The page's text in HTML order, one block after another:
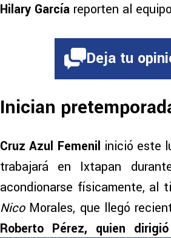
Hilary García reporten al equipo
Deja tu
Inician
Cruz Azul Femenil inició este
trabajará en Ixtapan
acondionarse físicamente, al
NicoMorales, que llegó
Roberto Pérez, quien